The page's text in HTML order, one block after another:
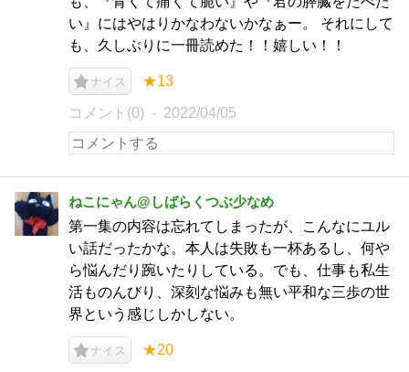
い』にはやはりかなわないかなぁー。 それにして
も、久しぶりに一冊読めた！！嬉しい！！
ナイス ★13
コメント(0) 2022/04/05
ねこにゃん@しばらくつぶ少なめ
第一集の内容は忘れてしまったが、こんなにユル
い話だったかな。本人は失敗も一杯あるし、何や
ら悩んだり踠いたりしている。でも、仕事も私生
活ものんびり、深刻な悩みも無い平和な三歩の世
界という感じしかしない。
ナイス ★20